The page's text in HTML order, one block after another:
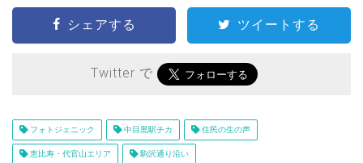
シェアする ツイートする
Twitter で
フォトジェニック 中目黒駅チカ 住民の生の声
恵比寿・代官山エリア 駒沢通り沿い